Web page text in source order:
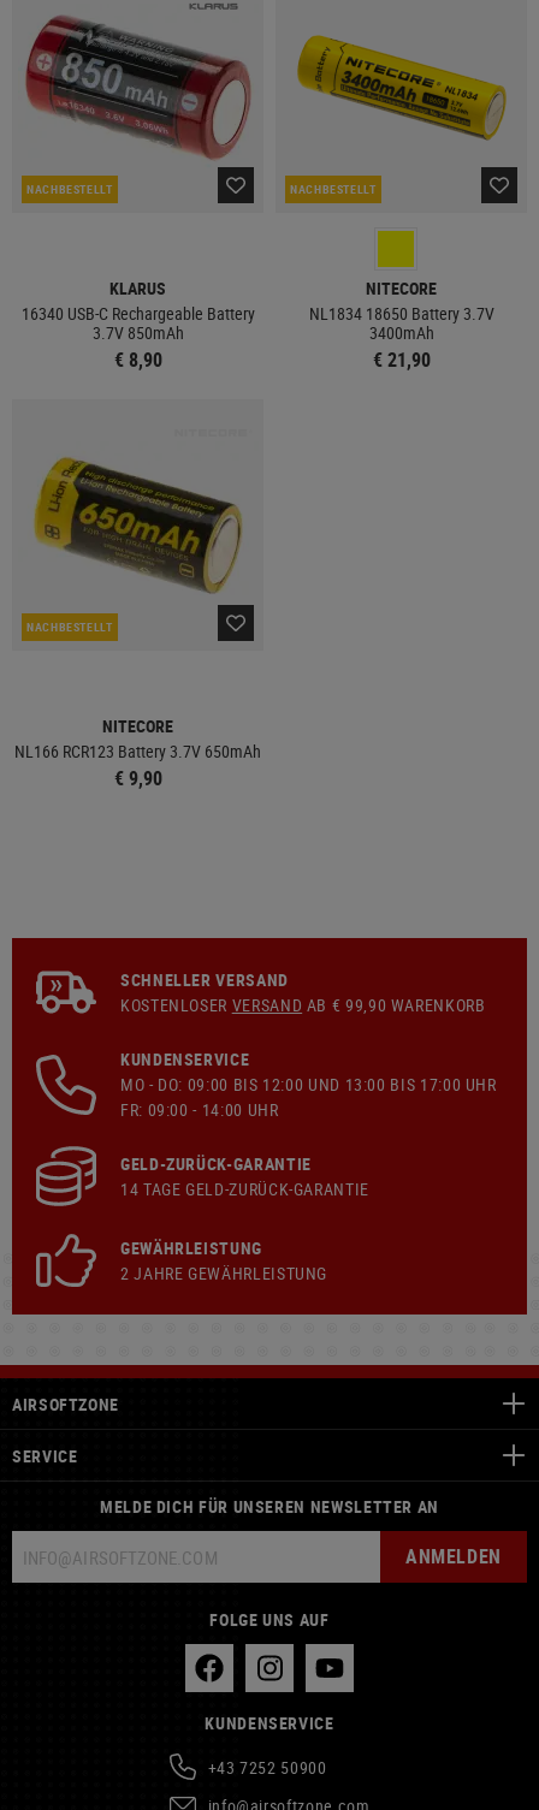
NACHBESTELLT
KLARUS
16340 USB-C Rechargeable Battery
3.7V 850mAh
€ 8,90
NACHBESTELLT
NITECORE
NL1834 18650 Battery 3.7V
3400mAh
€ 21,90
NACHBESTELLT
NITECORE
NL166 RCR123 Battery 3.7V 650mAh
€ 9,90
SCHNELLER VERSAND
KOSTENLOSER VERSAND AB € 99,90 WARENKORB
KUNDENSERVICE
MO - DO: 09:00 BIS 12:00 UND 13:00 BIS 17:00 UHR
FR: 09:00 - 14:00 UHR
GELD-ZURÜCK-GARANTIE
14 TAGE GELD-ZURÜCK-GARANTIE
GEWÄHRLEISTUNG
2 JAHRE GEWÄHRLEISTUNG
AIRSOFTZONE
SERVICE
MELDE DICH FÜR UNSEREN NEWSLETTER AN
ANMELDEN
FOLGE UNS AUF
KUNDENSERVICE
+43 7252 50900
info@airsoftzone.com